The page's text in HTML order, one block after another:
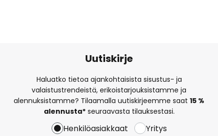
Uutiskirje
Haluatko tietoa ajankohtaisista sisustus- ja
valaistustrendeistä, erikoistarjouksistamme ja
alennuksistamme? Tilaamalla uutiskirjeemme saat 15 %
alennusta*seuraavasta tilauksestasi.
Henkilöasiakkaat Yritys